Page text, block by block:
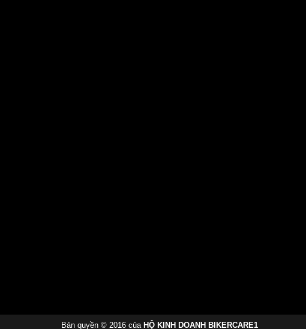
Bản quyền © 2016 của HỘ KINH DOANH BIKERCARE1